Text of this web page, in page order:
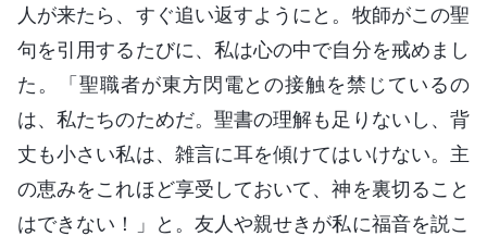
人が来たら、すぐ追い返すようにと。牧師がこの聖
句を引用するたびに、私は心の中で自分を戒めまし
た。「聖職者が東方閃電との接触を禁じているの
は、私たちのためだ。聖書の理解も足りないし、背
丈も小さい私は、雑言に耳を傾けてはいけない。主
の恵みをこれほど享受しておいて、神を裏切ること
はできない！」と。友人や親せきが私に福音を説こ